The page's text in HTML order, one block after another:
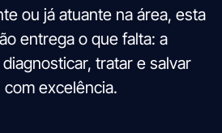
ou já atuante na área, esta
entrega o que falta: a
tratar e salvar
com excelência.